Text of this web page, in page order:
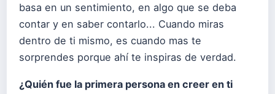
basa en un sentimiento, en algo que se deba
contar y en saber contarlo... Cuando miras
dentro de ti mismo, es cuando mas te
sorprendes porque ahí te inspiras de verdad.
¿Quién fue la primera persona en creer en ti